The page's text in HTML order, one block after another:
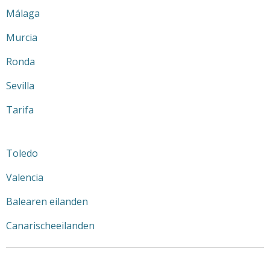
Málaga
Murcia
Ronda
Sevilla
Tarifa
Toledo
Valencia
Balearen eilanden
Canarischeeilanden